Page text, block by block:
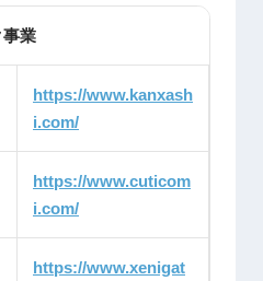
業
https://www.kanxash
i.com/
https://www.cuticom
i.com/
https://www.xenigat